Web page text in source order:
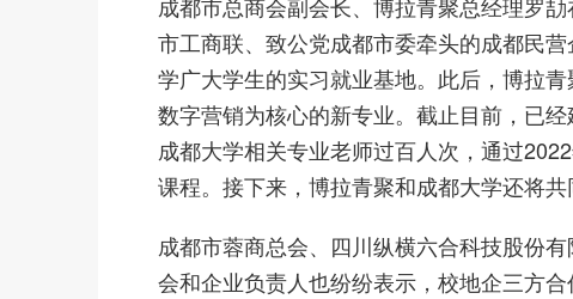
市工商联、致公党成都市委牵头的成都民
学广大学生的实习就业基地。此后，博拉
数字营销为核心的新专业。截止目前，已
成都大学相关专业老师过百人次，通过
课程。接下来，博拉青聚和成都大学还将
成都市蓉商总会、四川纵横六合科技股份
会和企业负责人也纷纷表示，校地企三方